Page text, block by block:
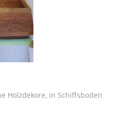
Holzdekore, in Schiffsboden